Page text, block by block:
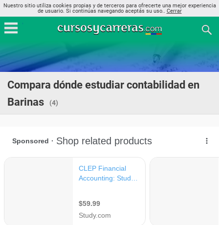
Nuestro sitio utiliza cookies propias y de terceros para ofrecerte una mejor experiencia
de usuario. Si continúas navegando aceptás su uso.. Cerrar
Compara dónde estudiar contabilidad en
Barinas
(4)